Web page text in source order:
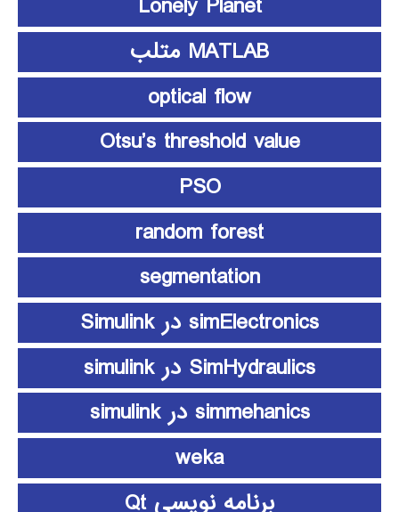
MATLAB متلب
optical flow
Otsu’s threshold value
PSO
random forest
segmentation
simElectronics در Simulink
SimHydraulics در simulink
simmehanics در simulink
weka
برنامه نویسی Qt